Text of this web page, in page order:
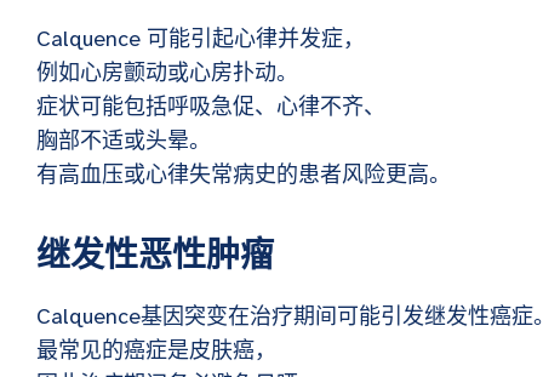
Calquence 可能引起心律并发症，
例如心房颤动或心房扑动。
症状可能包括呼吸急促、心律不齐、
胸部不适或头晕。
有高血压或心律失常病史的患者风险更高。
继发性恶性肿瘤
Calquence基因突变在治疗期间可能引发继发性癌症
最常见的癌症是皮肤癌，